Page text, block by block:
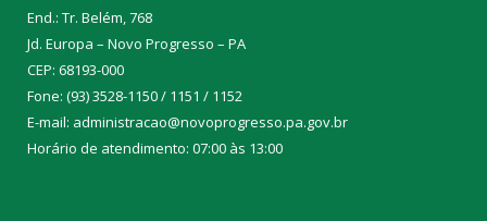
End.: Tr. Belém, 768
Jd. Europa – Novo Progresso – PA
CEP: 68193-000
Fone: (93) 3528-1150 / 1151 / 1152
E-mail: administracao@novoprogresso.pa.gov.br
Horário de atendimento: 07:00 às 13:00